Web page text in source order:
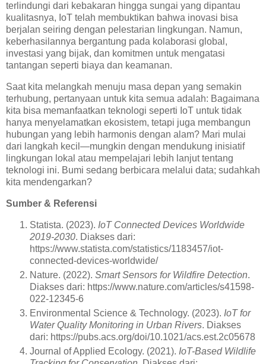
terlindungi dari kebakaran hingga sungai yang dipantau
kualitasnya, IoT telah membuktikan bahwa inovasi bisa
berjalan seiring dengan pelestarian lingkungan. Namun,
keberhasilannya bergantung pada kolaborasi global,
investasi yang bijak, dan komitmen untuk mengatasi
tantangan seperti biaya dan keamanan.
Saat kita melangkah menuju masa depan yang semakin
terhubung, pertanyaan untuk kita semua adalah: Bagaimana
kita bisa memanfaatkan teknologi seperti IoT untuk tidak
hanya menyelamatkan ekosistem, tetapi juga membangun
hubungan yang lebih harmonis dengan alam? Mari mulai
dari langkah kecil—mungkin dengan mendukung inisiatif
lingkungan lokal atau mempelajari lebih lanjut tentang
teknologi ini. Bumi sedang berbicara melalui data; sudahkah
kita mendengarkan?
Sumber & Referensi
Statista. (2023). IoT Connected Devices Worldwide
2019-2030. Diakses dari:
https://www.statista.com/statistics/1183457/iot-
connected-devices-worldwide/
Nature. (2022). Smart Sensors for Wildfire Detection.
Diakses dari: https://www.nature.com/articles/s41598-
022-12345-6
Environmental Science & Technology. (2023). IoT for
Water Quality Monitoring in Urban Rivers. Diakses
dari: https://pubs.acs.org/doi/10.1021/acs.est.2c05678
Journal of Applied Ecology. (2021). IoT-Based Wildlife